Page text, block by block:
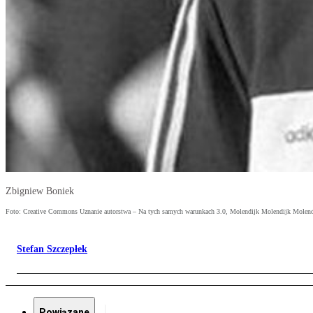
Zbigniew Boniek
Foto: Creative Commons Uznanie autorstwa – Na tych samych warunkach 3.0, Molendijk Molendijk
Stefan Szczepłek